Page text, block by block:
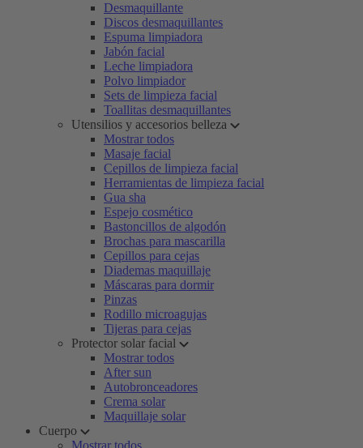
Desmaquillante
Discos desmaquillantes
Espuma limpiadora
Jabón facial
Leche limpiadora
Polvo limpiador
Sets de limpieza facial
Toallitas desmaquillantes
Utensilios y accesorios belleza
Mostrar todos
Masaje facial
Cepillos de limpieza facial
Herramientas de limpieza facial
Gua sha
Espejo cosmético
Bastoncillos de algodón
Brochas para mascarilla
Cepillos para cejas
Diademas maquillaje
Máscaras para dormir
Pinzas
Rodillo microagujas
Tijeras para cejas
Protector solar facial
Mostrar todos
After sun
Autobronceadores
Crema solar
Maquillaje solar
Cuerpo
Mostrar todos